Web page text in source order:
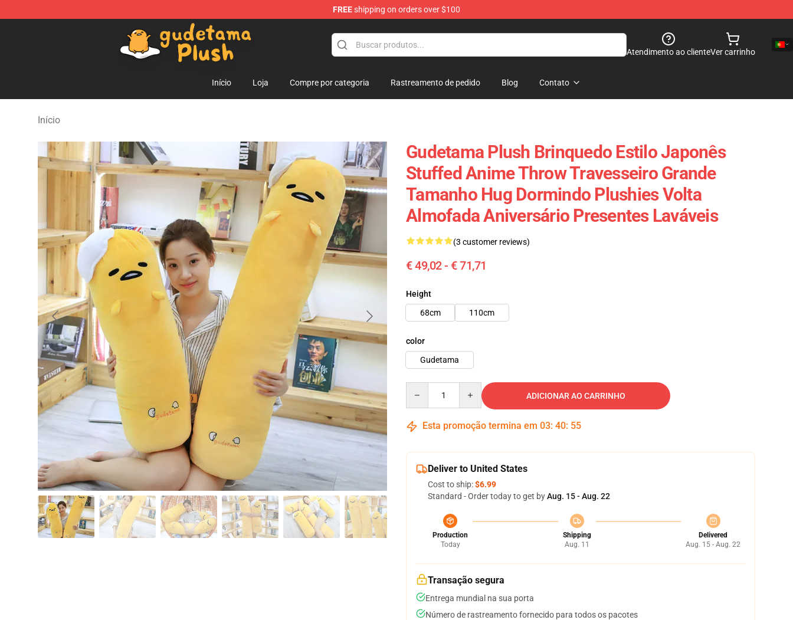
FREEshipping on orders over $100
Gudetama Plush Shop - The Best Store of Gudetama Plush
Atendimento ao clienteVer carrinho
Início Loja Compre por categoria Rastreamento de pedido Blog Contato
Início
Gudetama Plush Brinquedo Estilo Japonês
Stuffed Anime Throw Travesseiro Grande
Tamanho Hug Dormindo Plushies Volta
Almofada Aniversário Presentes Laváveis
(3 customer reviews)
€ 49,02 - € 71,71
Height
68cm
110cm
color
Gudetama
ADICIONAR AO CARRINHO
Esta promoção termina em 03: 40: 53
Deliver to United States
Cost to ship:$6.99
Standard - Order today to get byAug. 15 - Aug. 22
Production
Today
Shipping
Aug. 11
Delivered
Aug. 15 - Aug. 22
Transação segura
Entrega mundial na sua porta
Número de rastreamento fornecido para todos os pacotes